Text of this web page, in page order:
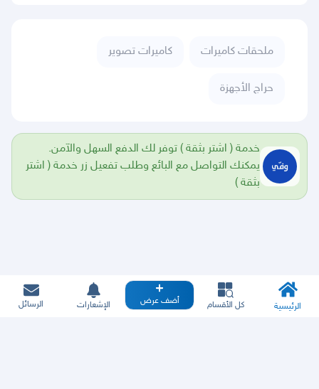
ملحقات كاميرات كاميرات تصوير
حراج الأجهزة
خدمة ( اشتر بثقة ) توفر لك الدفع السهل والآمن.
يمكنك التواصل مع البائع وطلب تفعيل زر خدمة ( اشتر
بثقة )
الرئيسية كل الأقسام أضف عرض الإشعارات الرسائل